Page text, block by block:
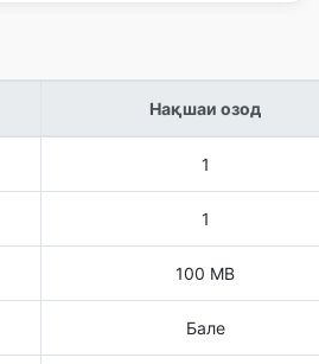
Нақшаи озод
1
1
100 MB
Бале